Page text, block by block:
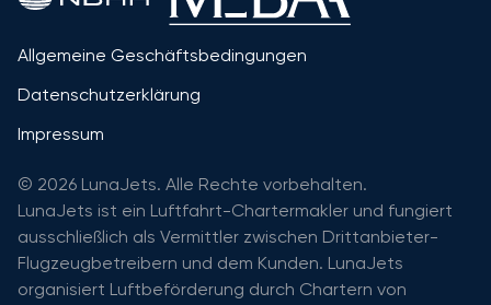
Allgemeine Geschäftsbedingungen
Datenschutzerklärung
Impressum
© 2026 LunaJets. Alle Rechte vorbehalten.
LunaJets ist ein Luftfahrt-Chartermakler und fungiert
ausschließlich als Vermittler zwischen Drittanbieter-
Flugzeugbetreibern und dem Kunden. LunaJets
organisiert Luftbeförderung durch Chartern von